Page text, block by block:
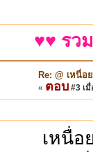
♥♥ รว
Re: @ เหนื่อ
« ตอบ #3 เมื่
เหนื่อ